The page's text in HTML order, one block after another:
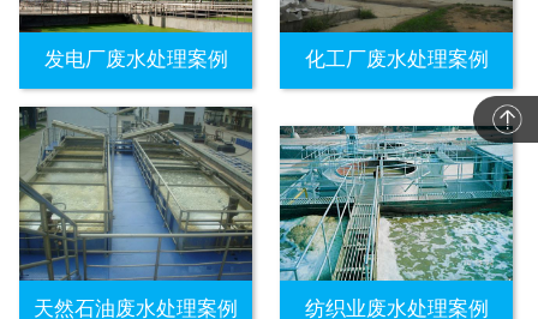
发电厂废水处理案例 化工厂废水处理案例
天然石油废水处理案例 纺织业废水处理案例